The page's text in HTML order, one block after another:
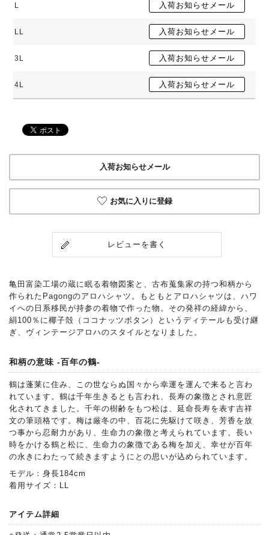
L
LL
3L
4L
入荷お知らせメール
お気に入りに登録
レビューを書く
亀田富染工場の蔵に眠る着物図案と、古布蒐集家の持つ和柄から
作られたPagongのアロハシャツ。もともとアロハシャツは、ハワ
イへの日系移民が持参の着物で作った物。その発祥の経緯から、
絹100％に椰子殻（ココナッツボタン）というディテールも受け継
ぎ、ヴィンテージアロハのスタイルとなりました。
和柄の意味 -百年の鶴-
鶴は蓬莱に住み、この世ならぬ国々から幸運を運んで来ると言わ
れています。鶴は千年生きるとも言われ、長寿の象徴とされ意匠
化されてきました。千年の樹齢をもつ松は、延命長寿を表す吉祥
文の筆頭格です。梅は厳冬の中、百花に先駆けて咲き、芳香を放
つ事から忍耐力があり、生命力の象徴と考えられています。長い
時をかける鶴と松に、生命力の象徴である梅を加え、幸せが百年
の永きにわたって続きますようにとの思いが込められています。
モデル：身長184cm
着用サイズ：LL
アイテム詳細